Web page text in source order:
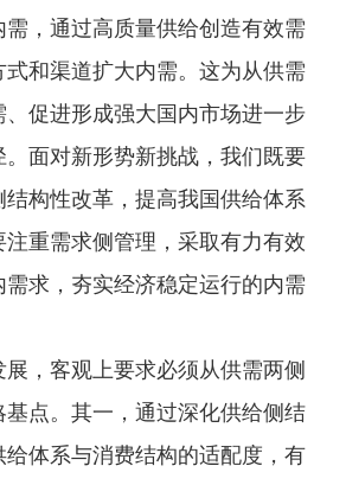
，通过高质量供给创造有效需
和渠道扩大内需。这为从供需
促进形成强大国内市场进一步
面对新形势新挑战，我们既要
构性改革，提高我国供给体系
注重需求侧管理，采取有力有效
求，夯实经济稳定运行的内需
客观上要求必须从供需两侧
点。其一，通过深化供给侧结
体系与消费结构的适配度，有